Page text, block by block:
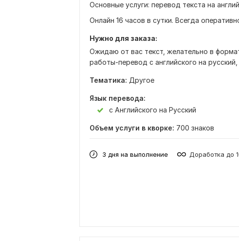
Основные услуги: перевод текста на
Онлайн 16 часов в сутки. Всегда
Нужно для заказа:
Ожидаю от вас текст, желательно в
работы-перевод с английского на
Тематика: Другое
Язык перевода:
с Английского на Русский
Объем услуги в кворке: 700 знаков
3 дня на выполнение Доработка до